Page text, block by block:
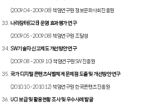
(2009.04 - 2009.08) 책임연구원 정보문화사회진흥원
나라장터(G2B) 운영 효과평가 연구
(2009.05 - 2009.08) 책임연구원 조달청
SW기술자 신고제도 개선방안 연구
(2009.08 – 2009.10) 책임연구원SW진흥원
국가 디지털 콘텐츠식별체계 문제점 도출 및 개선방안 연구
(2010.10 - 2010.12) 책임연구원 한국콘텐츠진흥원
UCI 보급 및 활용현황 조사 및 우수사례 발굴